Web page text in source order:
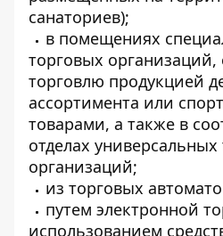
санаториев);
в помещениях
торговых
торговлю продукцией
ассортимента или
товарами, а также в
отделах
организаций;
из торговых
путем электронной
использованием